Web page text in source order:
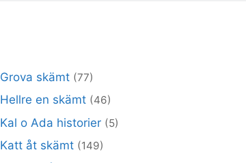
Grova skämt (77)
Hellre en skämt (46)
Kal o Ada historier (5)
Katt åt skämt (149)